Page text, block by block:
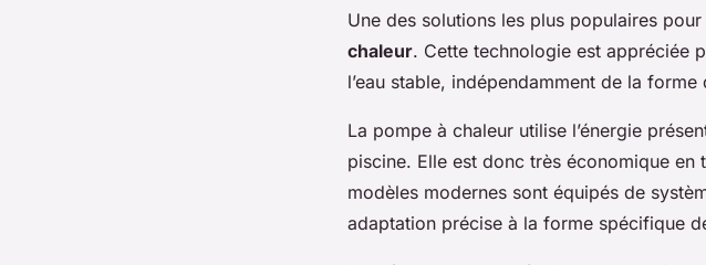
Une des solutions les plus populaires
chaleur. Cette technologie est appréciée
l’eau stable, indépendamment de la forme
La pompe à chaleur utilise l’énergie
piscine. Elle est donc très économique en
modèles modernes sont équipés de
adaptation précise à la forme spécifique